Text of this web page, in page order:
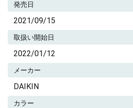
発売日
2021/09/15
取扱い開始日
2022/01/12
メーカー
DAIKIN
カラー